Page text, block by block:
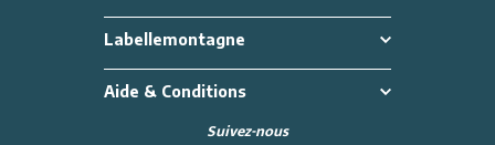
Labellemontagne
Aide & Conditions
Suivez-nous